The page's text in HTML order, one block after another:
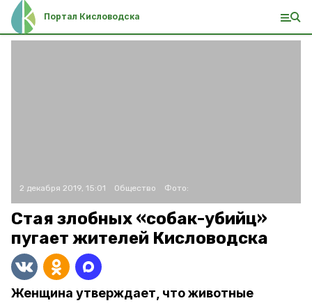
Портал Кисловодска
2 декабря 2019, 15:01 Общество Фото:
Стая злобных «собак-убийц»
пугает жителей Кисловодска
Женщина утверждает, что животные